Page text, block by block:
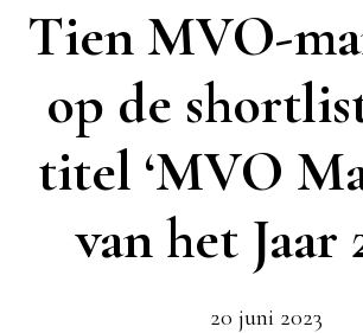
Tien MVO-
op de
titel ‘MVO
van het Jaar
20 juni 2023